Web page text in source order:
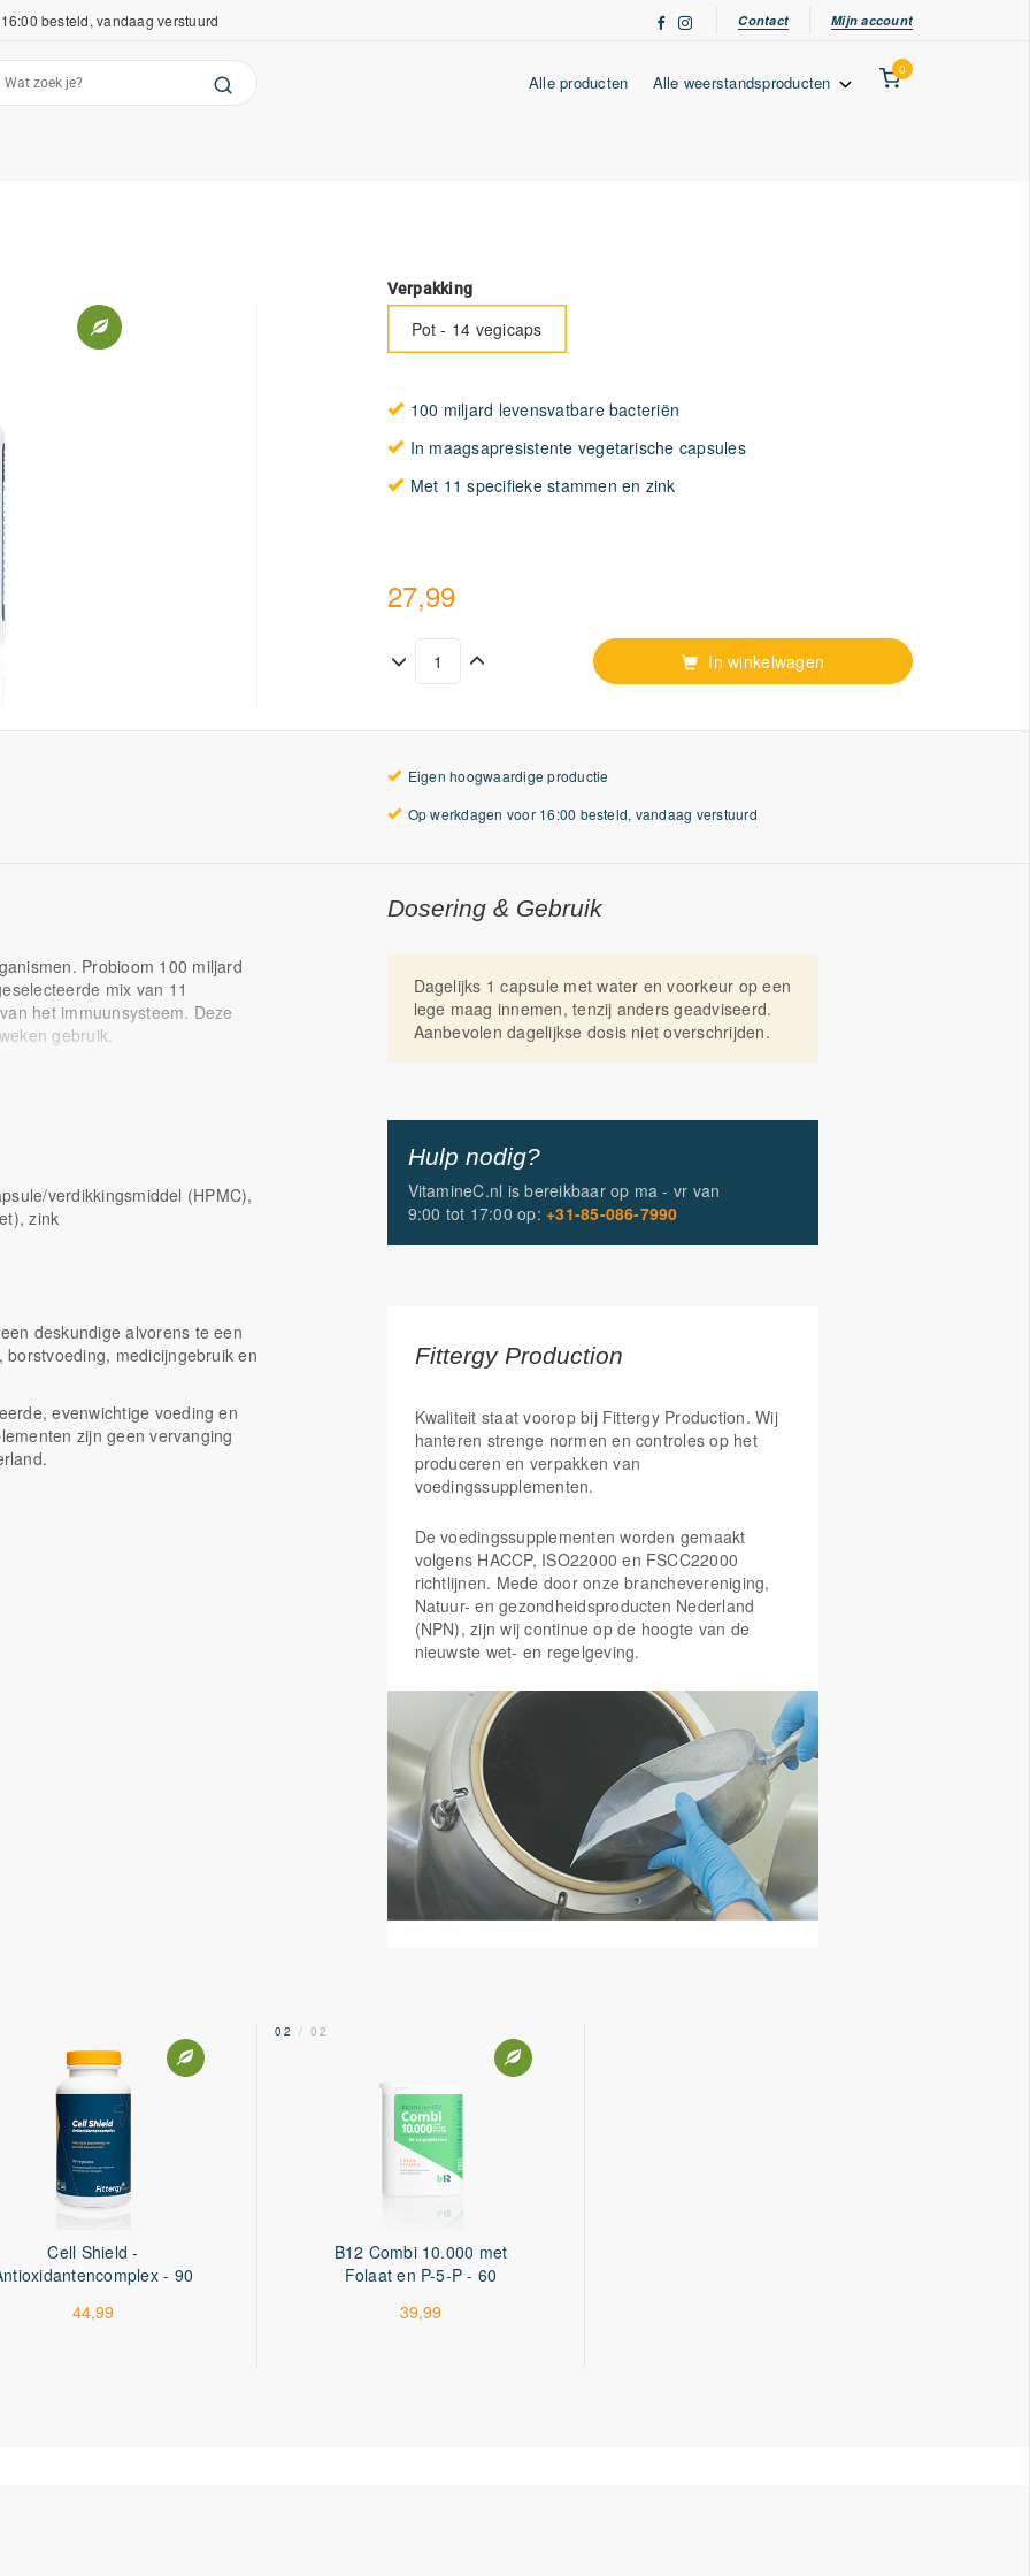
besteld, vandaag verstuurd Contact Mijn account
Alle producten Alle weerstandsproducten
0
Verpakking
Pot - 14 vegicaps
100 miljard levensvatbare bacteriën
In maagsapresistente vegetarische capsules
Met 11 specifieke stammen en zink
27,99
In winkelwagen
Eigen hoogwaardige productie
Op werkdagen voor 16:00 besteld, vandaag verstuurd
Probioom 100 miljard
mix van 11
het immuunsysteem. Deze
gebruik.
bacteriestammen.
eenheden (KVE).
komen.
het immuunsysteem.*
de darmen. In de darmen zijn
en bevat 100
Het supplement bevat 11
optimale ondersteuning van
verdikkingsmiddel (HPMC),
zink
deskundige alvorens te een
medicijngebruik en
evenwichtige voeding en
zijn geen vervanging
5 miljard
5 miljard
5 miljard
5 miljard
5 miljard
5 miljard
7mg
Dosering & Gebruik
Dagelijks 1 capsule met water en voorkeur op een
lege maag innemen, tenzij anders geadviseerd.
Aanbevolen dagelijkse dosis niet overschrijden.
Hulp nodig?
VitamineC.nl is bereikbaar op ma - vr van
9:00 tot 17:00 op:+31-85-086-7990
Fittergy Production
Kwaliteit staat voorop bij Fittergy Production. Wij
hanteren strenge normen en controles op het
produceren en verpakken van
voedingssupplementen.
De voedingssupplementen worden gemaakt
volgens HACCP, ISO22000 en FSCC22000
richtlijnen. Mede door onze branchevereniging,
Natuur- en gezondheidsproducten Nederland
(NPN), zijn wij continue op de hoogte van de
nieuwste wet- en regelgeving.
Cell Shield -
- 90
44,99
02 / 02
B12 Combi 10.000 met
Folaat en P-5-P - 60
39,99